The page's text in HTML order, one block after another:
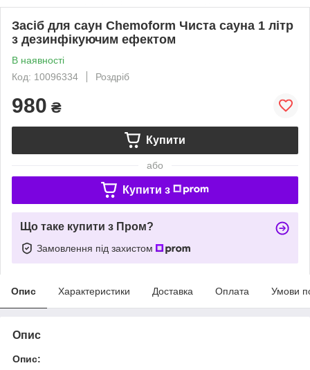
Засіб для саун Chemoform Чиста сауна 1 літр
з дезинфікуючим ефектом
В наявності
Код: 10096334
Роздріб
980 ₴
Купити
або
Купити з
Що таке купити з Пром?
Замовлення під захистом
Опис Характеристики Доставка Оплата Умови
Опис
Опис: